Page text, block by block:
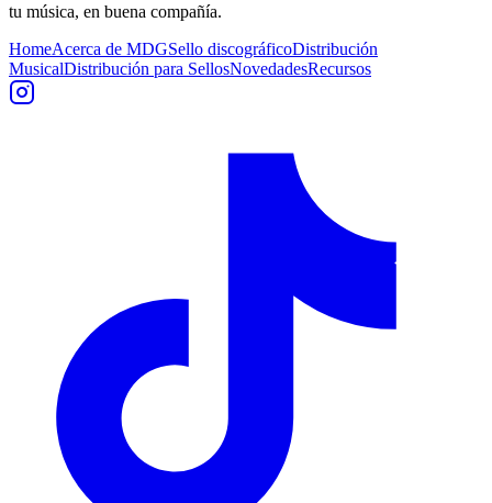
tu música, en buena compañía.
HomeAcerca de MDGSello discográficoDistribución
MusicalDistribución para SellosNovedadesRecursos